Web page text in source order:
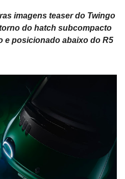
imagens teaser do Twingo
do hatch subcompacto
e posicionado abaixo do R5